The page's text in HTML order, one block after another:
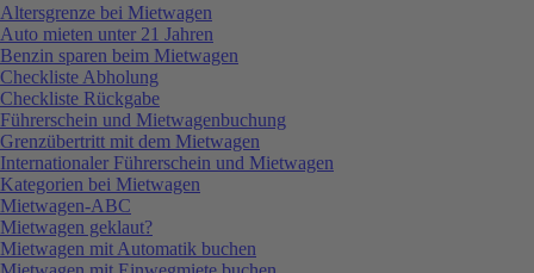
Altersgrenze bei Mietwagen
Auto mieten unter 21 Jahren
Benzin sparen beim Mietwagen
Checkliste Abholung
Checkliste Rückgabe
Führerschein und Mietwagenbuchung
Grenzübertritt mit dem Mietwagen
Internationaler Führerschein und Mietwagen
Kategorien bei Mietwagen
Mietwagen-ABC
Mietwagen geklaut?
Mietwagen mit Automatik buchen